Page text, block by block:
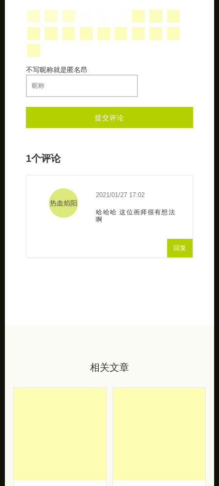
不写昵称就是匿名昂
1个评论
热血焰阳
2021/01/27 17:02
哈哈哈 这位画师很有想法
啊
回复
相关文章